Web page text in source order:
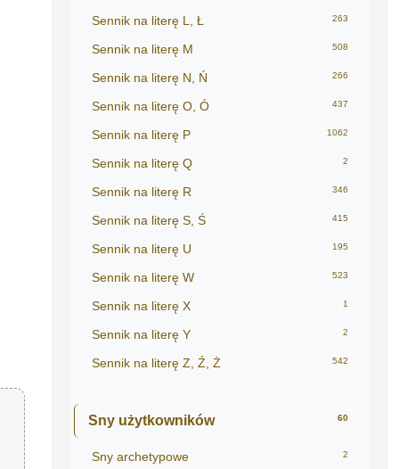
Sennik na literę L, Ł 263
Sennik na literę M 508
Sennik na literę N, Ń 266
Sennik na literę O, Ó 437
Sennik na literę P 1062
Sennik na literę Q 2
Sennik na literę R 346
Sennik na literę S, Ś 415
Sennik na literę U 195
Sennik na literę W 523
Sennik na literę X 1
Sennik na literę Y 2
Sennik na literę Z, Ź, Ż 542
Sny użytkowników 60
Sny archetypowe 2